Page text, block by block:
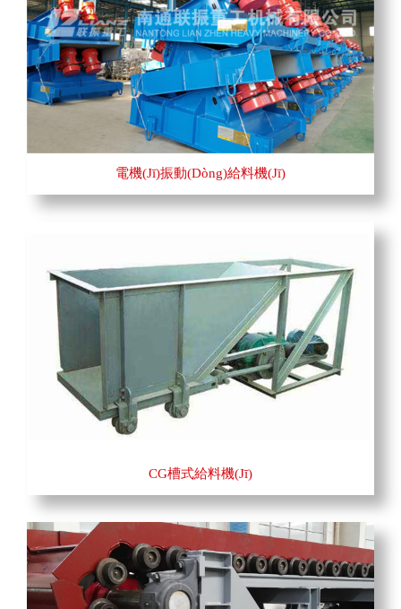
電機(jī)振動(dòng)給料機(jī)
CG槽式給料機(jī)